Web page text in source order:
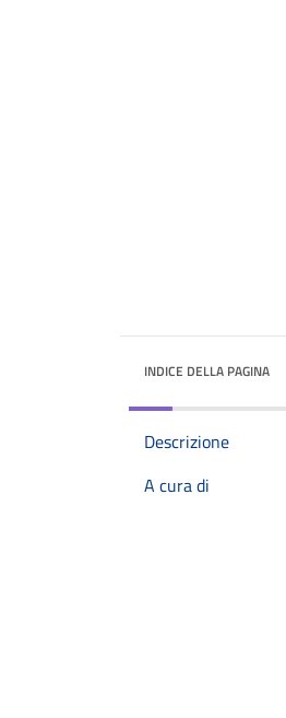
INDICE DELLA PAGINA
Descrizione
A cura di